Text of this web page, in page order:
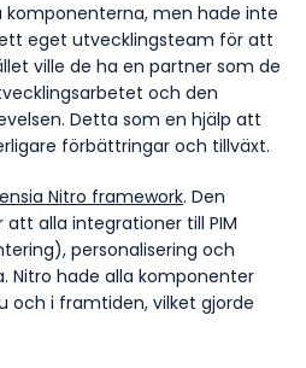
komponenterna, men hade inte
eget utvecklingsteam för att
ville de ha en partner som de
och den
Detta som en hjälp att
förbättringar och tillväxt.
Nitro framework. Den
alla integrationer till PIM
personalisering och
Nitro hade alla komponenter
och i framtiden, vilket gjorde